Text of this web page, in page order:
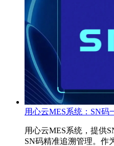
用心云MES系统：SN码
用心云MES系统，提供
SN码精准追溯管理。作